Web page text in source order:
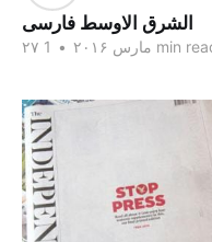
الشرق الاوسط فارسی
۲۷ مارس ۲۰۱۶ • 1 min